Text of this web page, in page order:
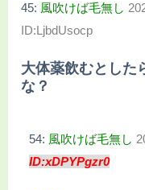
45: 風吹けば毛無し
ID:LjbdUsocp
大体薬飲むとした
な？
54: 風吹けば毛無し
ID:xDPYPgzr0